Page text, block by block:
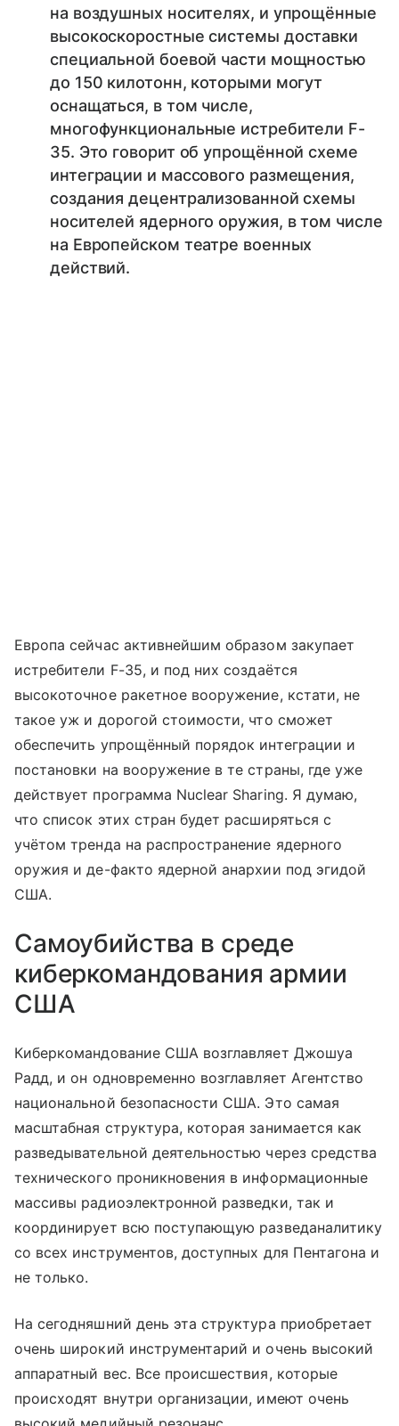
на воздушных носителях, и упрощённые
высокоскоростные системы доставки
специальной боевой части мощностью
до 150 килотонн, которыми могут
оснащаться, в том числе,
многофункциональные истребители F-
35. Это говорит об упрощённой схеме
интеграции и массового размещения,
создания децентрализованной схемы
носителей ядерного оружия, в том числе
на Европейском театре военных
действий.
Европа сейчас активнейшим образом закупает
истребители F-35, и под них создаётся
высокоточное ракетное вооружение, кстати, не
такое уж и дорогой стоимости, что сможет
обеспечить упрощённый порядок интеграции и
постановки на вооружение в те страны, где уже
действует программа Nuclear Sharing. Я думаю,
что список этих стран будет расширяться с
учётом тренда на распространение ядерного
оружия и де-факто ядерной анархии под эгидой
США.
Самоубийства в среде
киберкомандования армии
США
Киберкомандование США возглавляет Джошуа
Радд, и он одновременно возглавляет Агентство
национальной безопасности США. Это самая
масштабная структура, которая занимается как
разведывательной деятельностью через средства
технического проникновения в информационные
массивы радиоэлектронной разведки, так и
координирует всю поступающую разведаналитику
со всех инструментов, доступных для Пентагона и
не только.
На сегодняшний день эта структура приобретает
очень широкий инструментарий и очень высокий
аппаратный вес. Все происшествия, которые
происходят внутри организации, имеют очень